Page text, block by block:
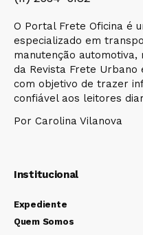
O Portal Frete Oficina é
especializado em
manutenção
da Revista Frete Urbano
com objetivo de trazer
confiável aos leitores
Por Carolina Vilanova
Institucional
Expediente
Quem Somos